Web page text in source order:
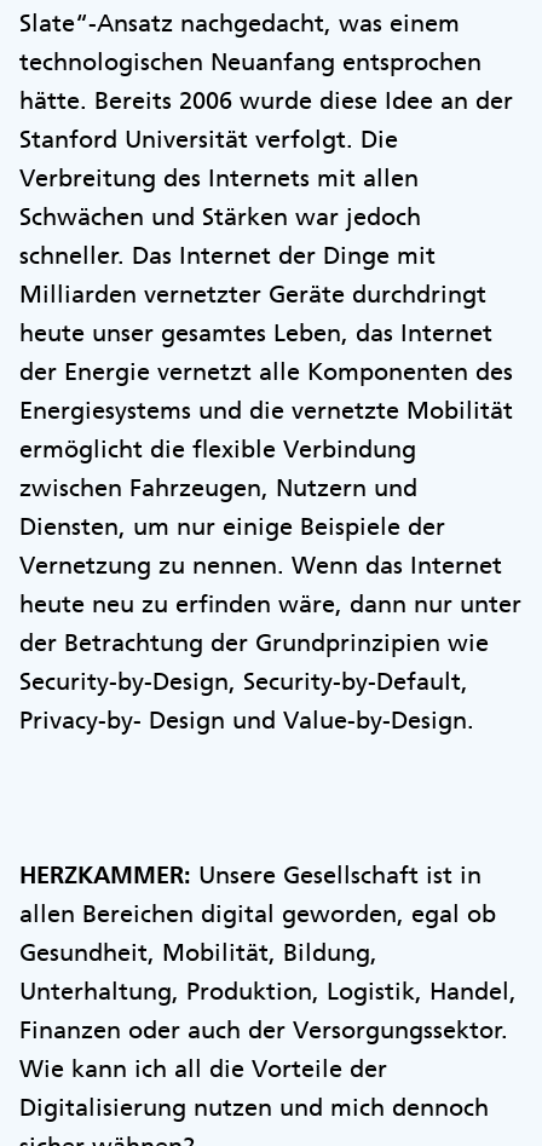
Slate“-Ansatz nachgedacht, was einem
technologischen Neuanfang entsprochen
hätte. Bereits 2006 wurde diese Idee an der
Stanford Universität verfolgt. Die
Verbreitung des Internets mit allen
Schwächen und Stärken war jedoch
schneller. Das Internet der Dinge mit
Milliarden vernetzter Geräte durchdringt
heute unser gesamtes Leben, das Internet
der Energie vernetzt alle Komponenten des
Energiesystems und die vernetzte Mobilität
ermöglicht die flexible Verbindung
zwischen Fahrzeugen, Nutzern und
Diensten, um nur einige Beispiele der
Vernetzung zu nennen. Wenn das Internet
heute neu zu erfinden wäre, dann nur unter
der Betrachtung der Grundprinzipien wie
Security-by-Design, Security-by-Default,
Privacy-by- Design und Value-by-Design.
HERZKAMMER: Unsere Gesellschaft ist in
allen Bereichen digital geworden, egal ob
Gesundheit, Mobilität, Bildung,
Unterhaltung, Produktion, Logistik, Handel,
Finanzen oder auch der Versorgungssektor.
Wie kann ich all die Vorteile der
Digitalisierung nutzen und mich dennoch